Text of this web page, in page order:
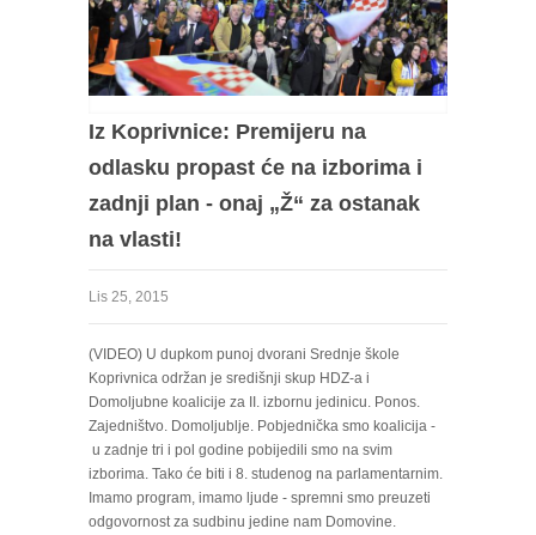
Iz Koprivnice: Premijeru na
odlasku propast će na izborima i
zadnji plan - onaj „Ž“ za ostanak
na vlasti!
Lis 25, 2015
(VIDEO) U dupkom punoj dvorani Srednje škole
Koprivnica održan je središnji skup HDZ-a i
Domoljubne koalicije za II. izbornu jedinicu. Ponos.
Zajedništvo. Domoljublje. Pobjednička smo koalicija -
u zadnje tri i pol godine pobijedili smo na svim
izborima. Tako će biti i 8. studenog na parlamentarnim.
Imamo program, imamo ljude - spremni smo preuzeti
odgovornost za sudbinu jedine nam Domovine.